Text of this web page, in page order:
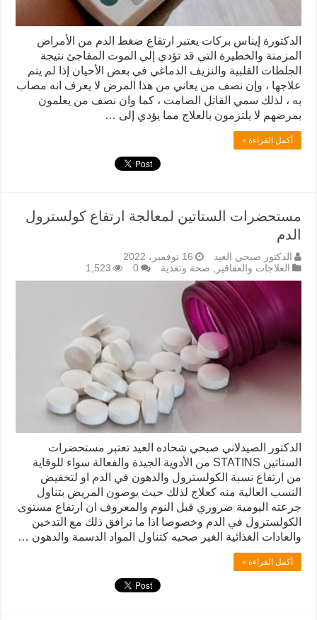
الدكتورة إيناس بركات يعتبر ارتفاع ضغط الدم من الأمراض
المزمنة والخطيرة التي قد تؤدي إلي الموت المفاجئ نتيجة
الجلطات القلبية والنزيف الدماغي في بعض الأحيان إذا لم يتم
علاجها ، وإن نصف من يعاني من هذا المرض لا يعرف انه مصاب
به ، لذلك سمي القاتل الصامت ، كما وان نصف من يعلمون
بمرضهم لا يلتزمون بالعلاج مما يؤدي إلى …
أكمل القراءة »
مستحضرات الستاتين لمعالجة ارتفاع كولسترول
الدم
الدكتور صبحي العيد
16 نوفمبر، 2022
العلاجات والعقاقير , صحة وتغذية 0
1,523
الدكتور الصيدلاني صبحي شحاده العيد تعتبر مستحضرات
الستاتين STATINS من الأدوية الجيدة والفعالة سواء للوقاية
من ارتفاع نسبة الكولسترول والدهون في الدم او لتخفيض
النسب العالية منه كعلاج لذلك حيث يوصون المريض بتناول
جرعته اليومية ضروري قبل النوم والمعروف ان ارتفاع مستوى
الكولسترول في الدم وخصوصا اذا ما ترافق ذلك مع التدخين
والعادات الغذائية الغير صحيه كتناول المواد الدسمة والدهون …
أكمل القراءة »